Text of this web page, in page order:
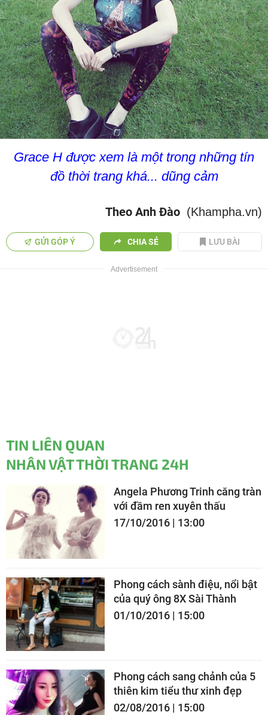
Grace H được xem là một trong những tín
đồ thời trang khá... dũng cảm
Theo Anh Đào (Khampha.vn)
GỬI GÓP Ý CHIA SẺ LƯU BÀI
TIN LIÊN QUAN
NHÂN VẬT THỜI TRANG 24H
Angela Phương Trinh căng tràn
với đầm ren xuyên thấu
17/10/2016 | 13:00
Phong cách sành điệu, nổi bật
của quý ông 8X Sài Thành
01/10/2016 | 15:00
Phong cách sang chảnh của 5
thiên kim tiểu thư xinh đẹp
02/08/2016 | 15:00